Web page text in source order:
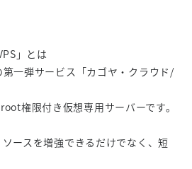
」とは
第一弾サービス「カゴヤ・クラウド/
権限付き仮想専用サーバーです。
ースを増強できるだけでなく、短